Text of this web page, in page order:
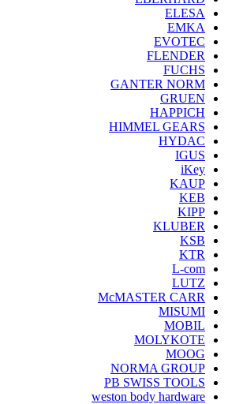
ELESA
EMKA
EVOTEC
FLENDER
FUCHS
GANTER NORM
GRUEN
HAPPICH
HIMMEL GEARS
HYDAC
IGUS
iKey
KAUP
KEB
KIPP
KLUBER
KSB
KTR
L-com
LUTZ
McMASTER CARR
MISUMI
MOBIL
MOLYKOTE
MOOG
NORMA GROUP
PB SWISS TOOLS
weston body hardware